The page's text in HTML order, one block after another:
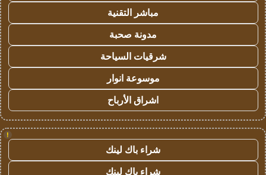
مباشر التقنية
مدونة صحبة
شرقيات السياحة
موسوعة انوار
اشراق الأرباح
!
شراء باك لينك
شراء باك لينك